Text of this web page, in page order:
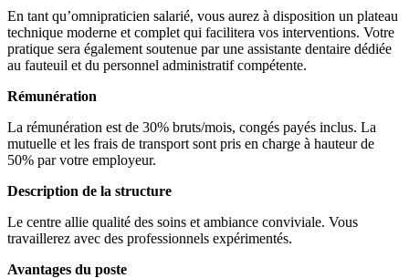
En tant qu’omnipraticien salarié, vous aurez à disposition un plateau
technique moderne et complet qui facilitera vos interventions. Votre
pratique sera également soutenue par une assistante dentaire dédiée
au fauteuil et du personnel administratif compétente.
Rémunération
La rémunération est de 30% bruts/mois, congés payés inclus. La
mutuelle et les frais de transport sont pris en charge à hauteur de
50% par votre employeur.
Description de la structure
Le centre allie qualité des soins et ambiance conviviale. Vous
travaillerez avec des professionnels expérimentés.
Avantages du poste